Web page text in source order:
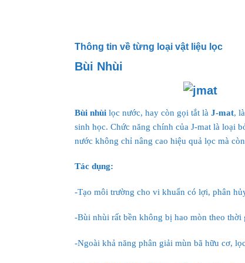
Thông tin về từng loại vật liệu lọc
Bùi Nhùi
Bùi nhùi lọc nước, hay còn gọi tắt là J-mat,
sinh học. Chức năng chính của J-mat là loại
nước không chỉ nâng cao hiệu quả lọc mà
Tác dụng:
-Tạo môi trường cho vi khuẩn có lợi, phân
-Bùi nhùi rất bền không bị hao mòn theo thời
-Ngoài khả năng phân giải mùn bã hữu cơ,